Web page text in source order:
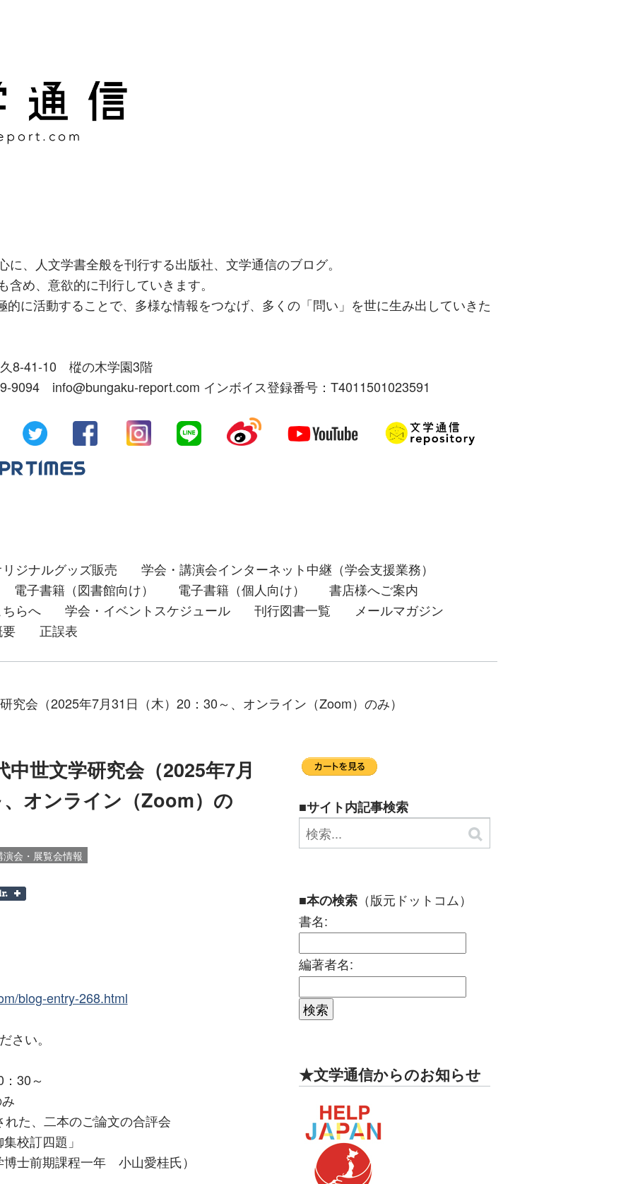
、人文学書全般を刊行する出版社、文学通信のブログ。
め、意欲的に刊行していきます。
に活動することで、多様な情報をつなげ、多くの「問い」を世に生み出していきた
8-41-10 樅の木学園3階
9094 info@bungaku-report.com インボイス登録番号：T4011501023591
ジナルグッズ販売
学会・講演会インターネット中継（学会支援業務）
電子書籍（図書館向け）
電子書籍（個人向け）
書店様へご案内
らへ
学会・イベントスケジュール 刊行図書一覧
メールマガジン
正誤表
究会（2025年7月31日（木）20：30～、オンライン（Zoom）のみ）
世文学研究会（2025年7月
オンライン（Zoom）の
会・展覧会情報
blog-entry-268.html
さい。
30～
た、二本のご論文の合評会
訂四題」
課程一年 小山愛桂氏）
■サイト内記事検索
■本の検索（版元ドットコム）
書名:
編著者名:
★文学通信からのお知らせ